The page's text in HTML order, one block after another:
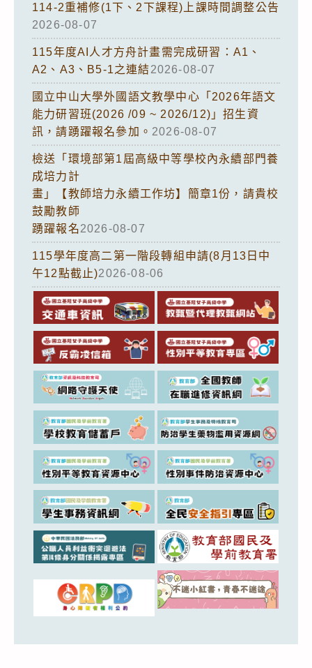
114-2重補修(1下、2下課程)上課時間調整公告
2026-08-07
115年度AI人才方舟計畫需完成研習：A1、
A2、A3、B5-1之連結2026-08-07
國立中山大學外國語文教學中心「2026年語文
能力研習班(2026 /09 ~ 2026/12)」招生資
訊，請踴躍報名參加。 2026-08-07
檢送「環境部第1屆高級中等學校內永續部門養
成培力計
畫」【教師培力永續工作坊】簡章1份，請貴校
鼓勵教師
踴躍報名2026-08-07
115學年度高二第一階段轉組申請(8月13日中
午12點截止)2026-08-06